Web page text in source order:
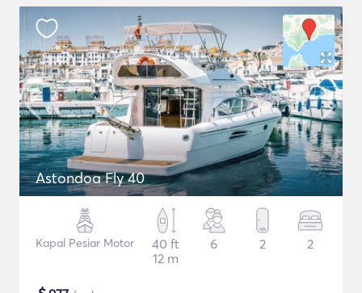
Astondoa Fly 40
Kapal Pesiar Motor
40 ft
12 m
6 2 2